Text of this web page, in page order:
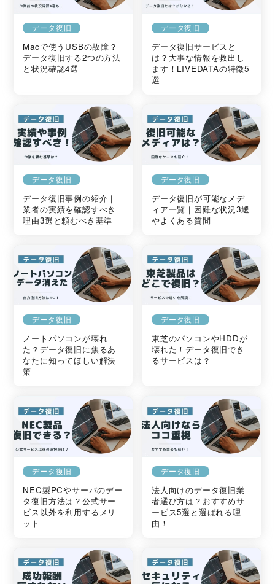
データ復旧
Macで使うUSBの故障？
データ復旧する2つの方法
と状況確認4選
データ復旧
データ復旧サービスと
は？大事な情報を救出し
ます！LIVEDATAの特徴5
選
データ復旧
データ復旧事例の紹介｜
業者の実績を確認すべき
理由3選と頼むべき基準
データ復旧
データ復旧が可能なメデ
ィア一覧｜困難な状況3選
やよくある質問
データ復旧
ノートパソコンが壊れ
た？データ復旧に焦るあ
なたに知ってほしい解決
策
データ復旧
東芝のパソコンやHDDが
壊れた！データ復旧でき
るサービスは？
データ復旧
NEC製PCやサーバのデー
タ復旧方法は？公式サー
ビス以外を利用するメリ
ット
データ復旧
法人向けのデータ復旧業
者選び方は？おすすめサ
ービス5選と選ばれる理
由！